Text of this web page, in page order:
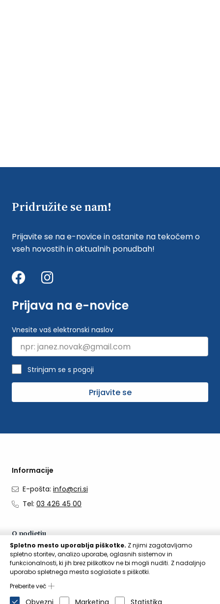
Pridružite se nam!
Prijavite se na e-novice in ostanite na tekočem o
vseh novostih in aktualnih ponudbah!
Prijava na e-novice
Vnesite vaš elektronski naslov
Strinjam se s pogoji
Prijavite se
Informacije
E-pošta: info@cri.si
Tel: 03 426 45 00
O podjetju
O nas
Kontakti
Aktualno
Spletno mesto uporablja piškotke. Z njimi zagotavljamo
spletno storitev, analizo uporabe, oglasnih sistemov in
funkcionalnosti, ki jih brez piškotkov ne bi mogli nuditi. Z nadaljnjo
uporabo spletnega mesta soglašate s piškotki.
Preberite več
Obvezni Marketing Statistika